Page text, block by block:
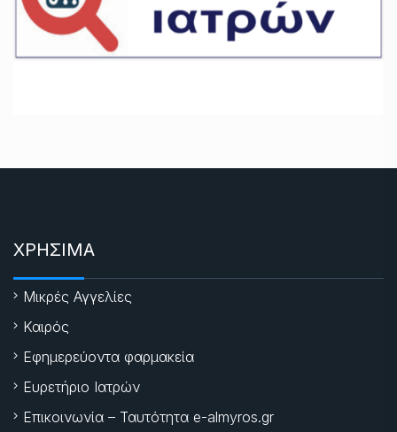
ΧΡΗΣΙΜΑ
Μικρές Αγγελίες
Καιρός
Εφημερεύοντα φαρμακεία
Ευρετήριο Ιατρών
Επικοινωνία – Ταυτότητα e-almyros.gr